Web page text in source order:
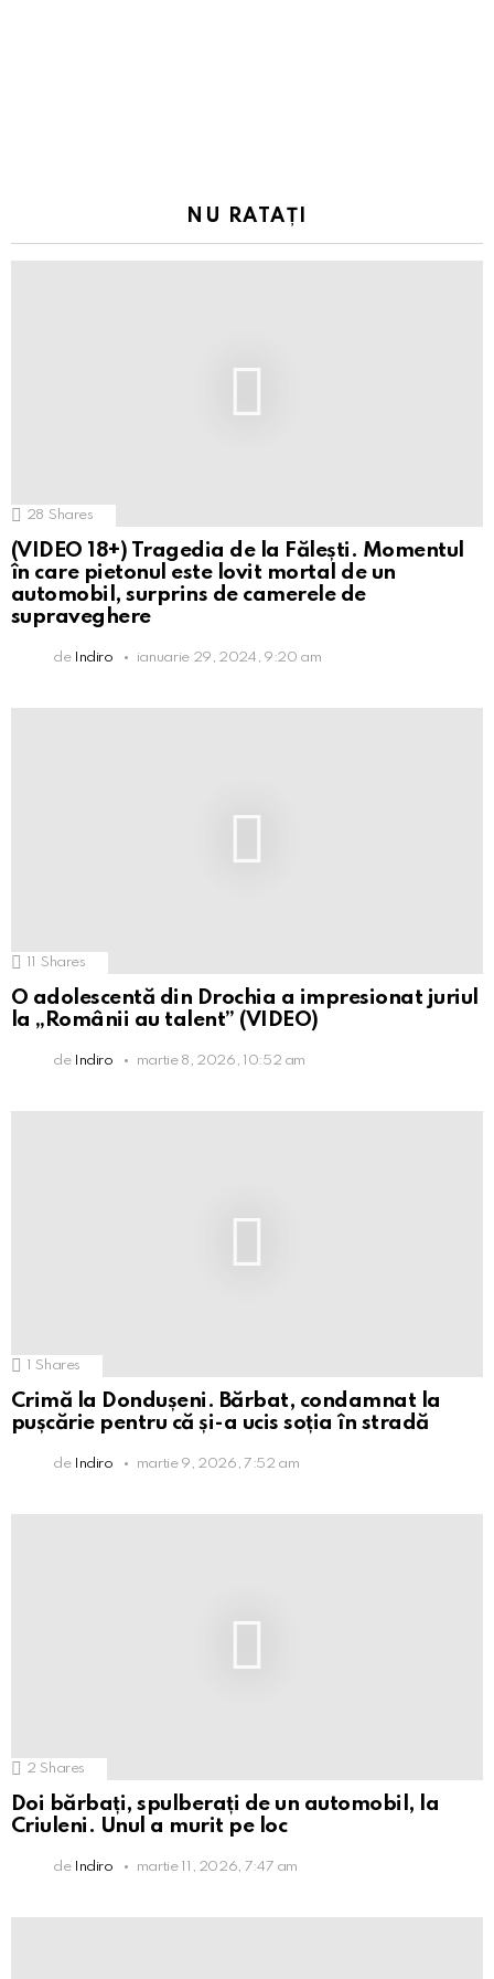
NU RATAȚI
28 Shares
(VIDEO 18+) Tragedia de la Fălești. Momentul
în care pietonul este lovit mortal de un
automobil, surprins de camerele de
supraveghere
de Indiro ianuarie 29, 2024, 9:20 am
11 Shares
O adolescentă din Drochia a impresionat juriul
la „Românii au talent” (VIDEO)
de Indiro martie 8, 2026, 10:52 am
1 Shares
Crimă la Dondușeni. Bărbat, condamnat la
pușcărie pentru că și-a ucis soția în stradă
de Indiro martie 9, 2026, 7:52 am
2 Shares
Doi bărbați, spulberați de un automobil, la
Criuleni. Unul a murit pe loc
de Indiro martie 11, 2026, 7:47 am